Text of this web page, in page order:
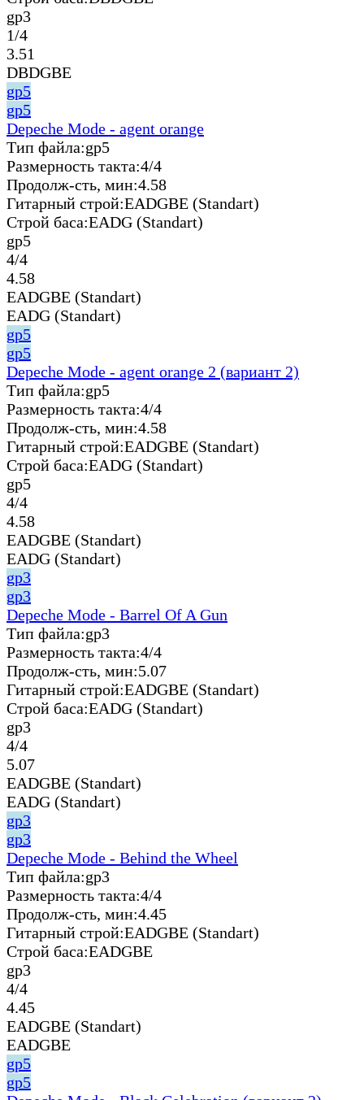
gp3
1/4
3.51
DBDGBE
gp5
gp5
Depeche Mode - agent orange
Тип файла:gp5
Размерность такта:4/4
Продолж-сть, мин:4.58
Гитарный строй:EADGBE (Standart)
Строй баса:EADG (Standart)
gp5
4/4
4.58
EADGBE (Standart)
EADG (Standart)
gp5
gp5
Depeche Mode - agent orange 2 (вариант 2)
Тип файла:gp5
Размерность такта:4/4
Продолж-сть, мин:4.58
Гитарный строй:EADGBE (Standart)
Строй баса:EADG (Standart)
gp5
4/4
4.58
EADGBE (Standart)
EADG (Standart)
gp3
gp3
Depeche Mode - Barrel Of A Gun
Тип файла:gp3
Размерность такта:4/4
Продолж-сть, мин:5.07
Гитарный строй:EADGBE (Standart)
Строй баса:EADG (Standart)
gp3
4/4
5.07
EADGBE (Standart)
EADG (Standart)
gp3
gp3
Depeche Mode - Behind the Wheel
Тип файла:gp3
Размерность такта:4/4
Продолж-сть, мин:4.45
Гитарный строй:EADGBE (Standart)
Строй баса:EADGBE
gp3
4/4
4.45
EADGBE (Standart)
EADGBE
gp5
gp5